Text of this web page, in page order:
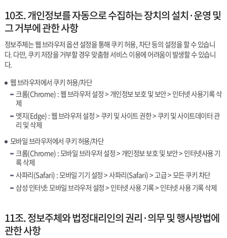
10조. 개인정보를 자동으로 수집하는 장치의 설치·운영 및
그 거부에 관한 사항
정보주체는 웹 브라우저 옵션 설정을 통해 쿠키 허용, 차단 등의 설정을 할 수 있습니
다. 다만, 쿠키 저장을 거부할 경우 맞춤형 서비스 이용에 어려움이 발생할 수 있습니
다.
웹 브라우저에서 쿠키 허용/차단
크롬(Chrome) : 웹 브라우저 설정 > 개인정보 보호 및 보안 > 인터넷 사용기록 삭
제
엣지(Edge) : 웹 브라우저 설정 > 쿠키 및 사이트 권한 > 쿠키 및 사이트데이터 관
리 및 삭제
모바일 브라우저에서 쿠키 허용/차단
크롬(Chrome) : 모바일 브라우저 설정 > 개인정보 보호 및 보안 > 인터넷사용 기
록 삭제
사파리(Safari) : 모바일 기기 설정 > 사파리(Safari) > 고급 > 모든 쿠키 차단
삼성 인터넷: 모바일 브라우저 설정 > 인터넷 사용 기록 > 인터넷 사용 기록 삭제
11조. 정보주체와 법정대리인의 권리·의무 및 행사방법에
관한 사항